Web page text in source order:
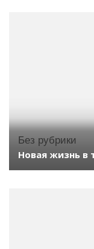
Без рубрики
Новая жизнь в